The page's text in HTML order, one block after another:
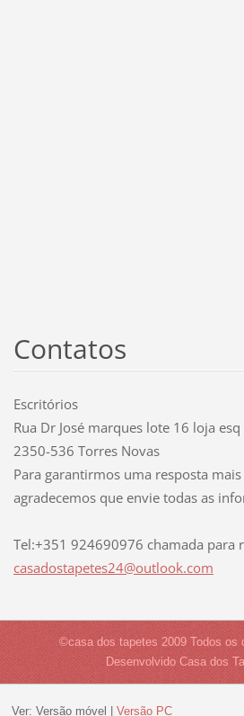
Contatos
Escritórios
Rua Dr José marques lote 16 loja esq
2350-536 Torres Novas
Para garantirmos uma resposta
agradecemos que envie todas as
Tel:+351 924690976 chamada para
casadostapetes24@outlook.com
©casa dos tapetes 2009 Todos os
Desenvolvido Casa dos
Ver: Versão móvel Versão PC